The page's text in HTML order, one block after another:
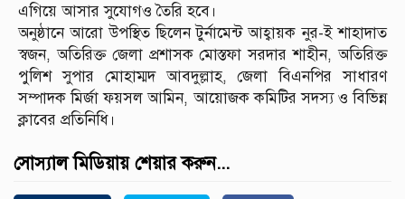
এগিয়ে আসার সুযোগও তৈরি হবে।
অনুষ্ঠানে আরো উপস্থিত ছিলেন টুর্নামেন্ট আহ্বায়ক নুর-ই শাহাদাত
স্বজন, অতিরিক্ত জেলা প্রশাসক মোস্তফা সরদার শাহীন, অতিরিক্ত
পুলিশ সুপার মোহাম্মদ আবদুল্লাহ, জেলা বিএনপির সাধারণ
সম্পাদক মির্জা ফয়সল আমিন, আয়োজক কমিটির সদস্য ও বিভিন্ন
ক্লাবের প্রতিনিধি।
সোস্যাল মিডিয়ায় শেয়ার করুন...